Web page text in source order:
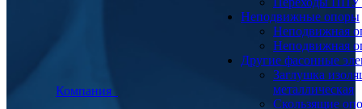
Компания
Неподвижные опоры
Неподвижная
Неподвижная
Другие фасонные
Заглушка
металлическая
Скользящие